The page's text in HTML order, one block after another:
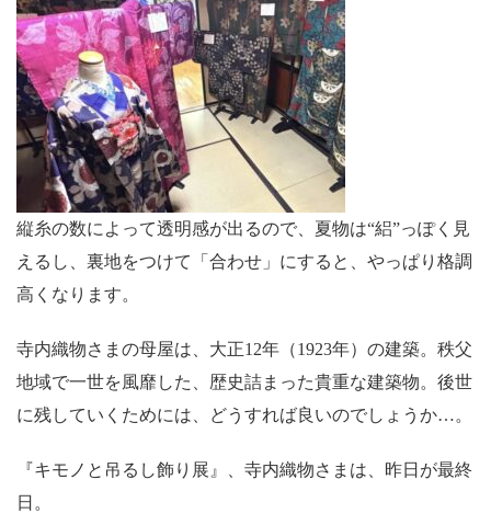
縦糸の数によって透明感が出るので、夏物は“絽”っぽく見
えるし、裏地をつけて「合わせ」にすると、やっぱり格調
高くなります。
寺内織物さまの母屋は、大正12年（1923年）の建築。秩父
地域で一世を風靡した、歴史詰まった貴重な建築物。後世
に残していくためには、どうすれば良いのでしょうか…。
『キモノと吊るし飾り展』、寺内織物さまは、昨日が最終
日。